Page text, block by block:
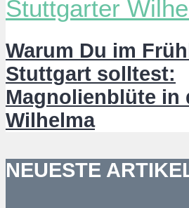
Warum Du im
Stuttgart solltest:
Magnolienblüte in
Wilhelma
NEUESTE